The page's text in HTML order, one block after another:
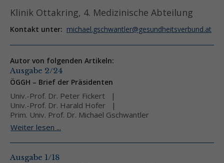
Klinik Ottakring, 4. Medizinische Abteilung
Kontakt unter: michael.gschwantler@gesundheitsverbund.at
Autor von folgenden Artikeln:
Ausgabe 2/24
ÖGGH – Brief der Präsidenten
Univ.-Prof. Dr. Peter Fickert
Univ.-Prof. Dr. Harald Hofer
Prim. Univ. Prof. Dr. Michael Gschwantler
Weiter lesen ...
Ausgabe 1/18